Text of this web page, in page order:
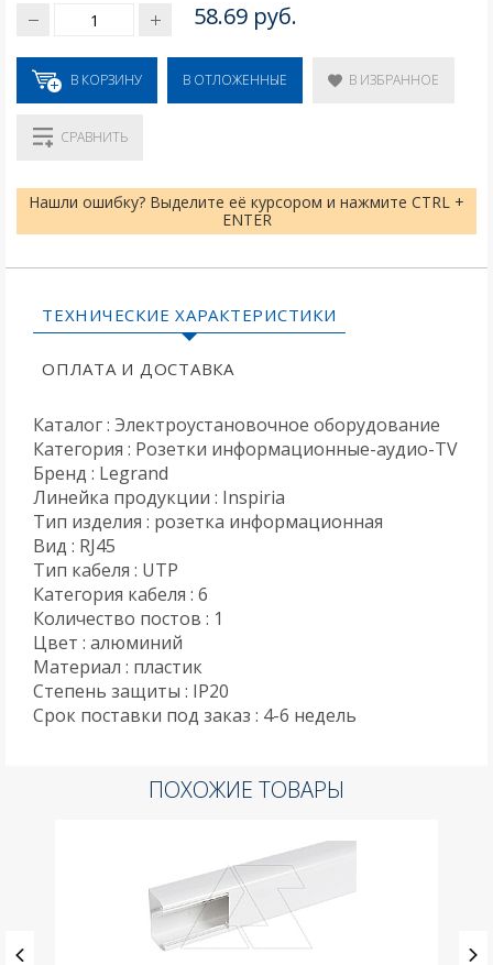
58.69 руб.
В КОРЗИНУ В ОТЛОЖЕННЫЕ В ИЗБРАННОЕ
СРАВНИТЬ
Нашли ошибку? Выделите её курсором и нажмите CTRL +
ENTER
ТЕХНИЧЕСКИЕ ХАРАКТЕРИСТИКИ
ОПЛАТА И ДОСТАВКА
Каталог : Электроустановочное оборудование
Категория : Розетки информационные-аудио-TV
Бренд : Legrand
Линейка продукции : Inspiria
Тип изделия : розетка информационная
Вид : RJ45
Тип кабеля : UTP
Категория кабеля : 6
Количество постов : 1
Цвет : алюминий
Материал : пластик
Степень защиты : IP20
Срок поставки под заказ : 4-6 недель
ПОХОЖИЕ ТОВАРЫ